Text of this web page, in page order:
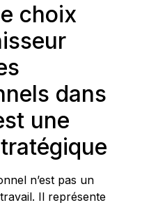
choix
dans
une
n’est pas un
Il représente